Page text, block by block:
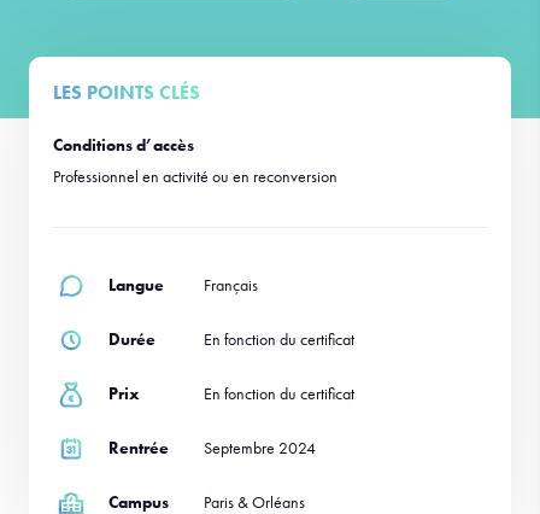
LES POINTS CLÉS
Conditions d’accès
Professionnel en activité ou en reconversion
Langue Français
Durée En fonction du certificat
Prix En fonction du certificat
Rentrée Septembre 2024
Campus Paris & Orléans